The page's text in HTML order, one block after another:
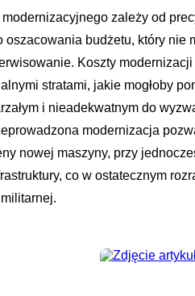
zależy od
budżetu, który nie
Koszty
stratami, jakie mogłoby
i nieadekwatnym do
modernizacja
nowej maszyny, przy
co w ostatecznym